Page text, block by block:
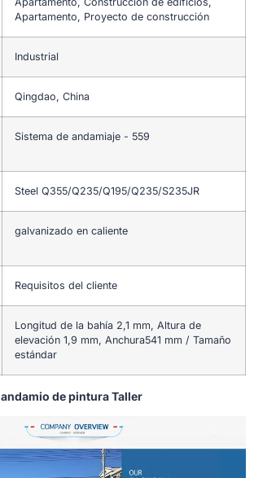
Apartamento, Proyecto de construcción
Industrial
Qingdao, China
Sistema de andamiaje - 559
Steel Q355/Q235/Q195/Q235/S235JR
galvanizado en caliente
Requisitos del cliente
Longitud de la bahía 2,1 mm, Altura de
elevación 1,9 mm, Anchura541 mm / Tamaño
estándar
andamio de pintura Taller